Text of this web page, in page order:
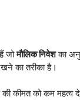
जोमौलिक निवेशका
का तरीका है।
को कम महत्व देते